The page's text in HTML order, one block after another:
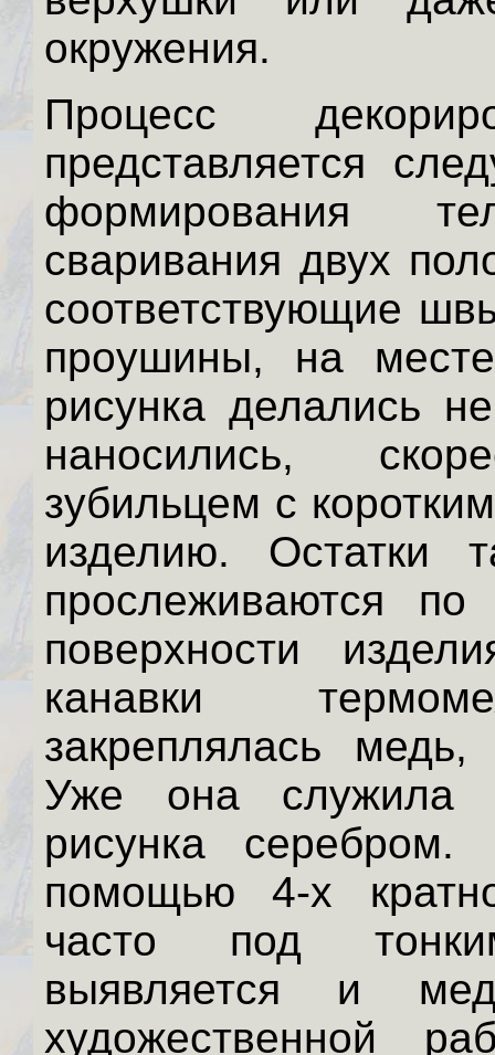
окружения.
Процесс
представляется
формирования
сваривания двух
соответствующие
проушины, на
рисунка делались
наносились,
зубильцем с
изделию. Остатки
прослеживаются
поверхности
канавки
закреплялась
Уже она служила
рисунка
помощью 4-х
часто под
выявляется и
художественной